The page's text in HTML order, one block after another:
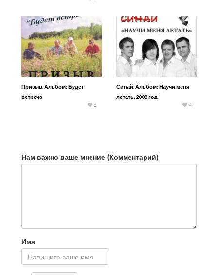
Призыв. Альбом: Будет
встреча
6
Синай. Альбом: Научи меня
летать. 2008 год
4
Нам важно ваше мнение (Комментарий)
Имя